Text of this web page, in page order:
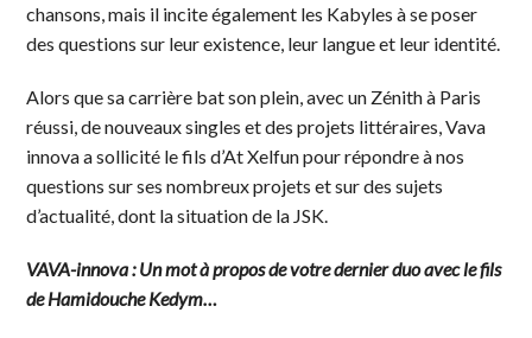
chansons, mais il incite également les Kabyles à se poser
des questions sur leur existence, leur langue et leur identité.
Alors que sa carrière bat son plein, avec un Zénith à Paris
réussi, de nouveaux singles et des projets littéraires, Vava
innova a sollicité le fils d’At Xelfun pour répondre à nos
questions sur ses nombreux projets et sur des sujets
d’actualité, dont la situation de la JSK.
VAVA-innova : Un mot à propos de votre dernier duo avec le fils
de Hamidouche Kedym…